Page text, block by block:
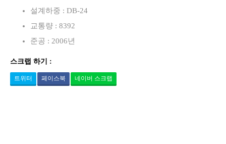
설계하중 : DB-24
교통량 : 8392
준공 : 2006년
스크랩 하기 :
트위터 페이스북 네이버 스크랩